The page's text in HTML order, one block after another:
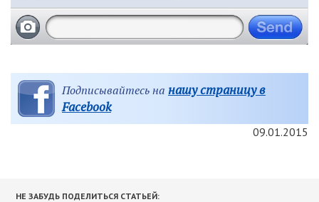
Подписывайтесь на нашу страницу в
Facebook
09.01.2015
НЕ ЗАБУДЬ ПОДЕЛИТЬСЯ СТАТЬЕЙ: